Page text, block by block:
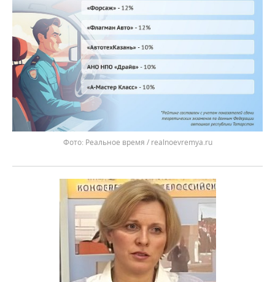
Реальное время / realnoevremya.ru